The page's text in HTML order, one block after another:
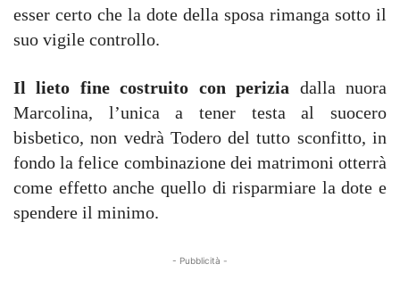
esser certo che la dote della sposa rimanga sotto il
suo vigile controllo.
Il lieto fine costruito con perizia dalla nuora
Marcolina, l’unica a tener testa al suocero
bisbetico, non vedrà Todero del tutto sconfitto, in
fondo la felice combinazione dei matrimoni otterrà
come effetto anche quello di risparmiare la dote e
spendere il minimo.
- Pubblicità -